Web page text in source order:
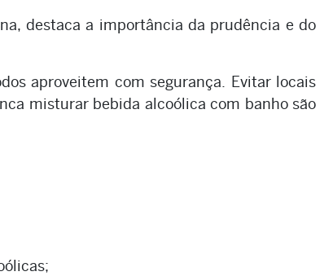
destaca a importância da prudência e do
aproveitem com segurança. Evitar locais
misturar bebida alcoólica com banho são